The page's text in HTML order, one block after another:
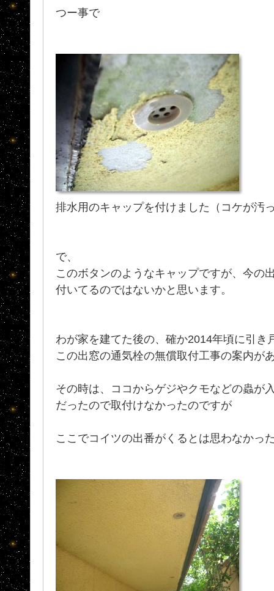
つー事で
排水用のキャップを付けました（コケが汚
で、
このボタンのようなキャップですが、今の
付いてるのではないかと思います。
わが家を建てた後の、確か2014年頃に引き
この出窓の通気栓の無償取付工事の案内が
その時は、ココからゲジやクモなどの蟲が
だったので取付けなかったのですが
ここでコイツの出番がくるとは思わなかっ